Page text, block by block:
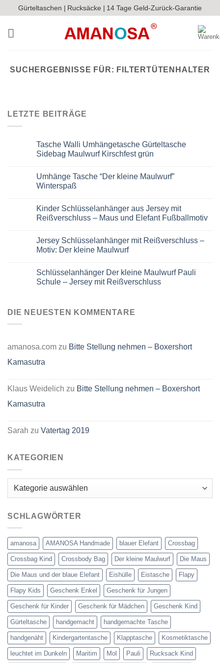
Inhalt
springen
Gürteltaschen | Rucksäcke | 14 Tage Geld-Zurück-Garantie
SUCHERGEBNISSE FÜR: FILTERTÜTENHALTER
LETZTE BEITRÄGE
Tasche Walli Umhängetasche Gürteltasche
Sidebag Maulwurf Kirschfest grün
zu
Tasche
Walli
Sidebag
Maulwurf
Kirschfest
Umhänge Tasche “Der kleine Maulwurf”
Winterspaß
zu
Umhänge
Tasche
Maulwurf”
Winterspaß
Kinder Schlüsselanhänger aus Jersey mit
Reißverschluss – Maus und Elefant Fußballmotiv
zu
Kinder
Schlüsselanhänger
mit
Reißverschluss
–
Fußballmotiv
Jersey Schlüsselanhänger mit Reißverschluss –
Motiv: Der kleine Maulwurf
zu
Jersey
Schlüsselanhänger
Motiv:
Der
Schlüsselanhänger Der kleine Maulwurf Pauli
Schule – Jersey mit Reißverschluss
Schlüsselanhänger
Der
–
mit
DIE NEUESTEN KOMMENTARE
amanosa.com zu Bitte Stellung nehmen – Boxershort
Kamasutra
Klaus Weidelich zu Bitte Stellung nehmen – Boxershort
Kamasutra
Sarah zu Vatertag 2019
KATEGORIEN
Kategorien
SCHLAGWÖRTER
amanosa AMANOSA Handmade blauer Elefant Crossbag
Crossbag Kind Crossbody Bag Der kleine Maulwurf Die Maus
Die Maus und der blaue Elefant Eishülle Eistasche Flapy
Flapy Kids Geschenk Enkel Geschenk für Jungen
Geschenk für Kinder Geschenk für Mädchen Geschenk Kind
Gürteltasche handgemacht handgemachte Tasche
handgenäht Kindergartentasche Klapptasche Kosmetiktasche
leuchtet im Dunkeln Maritim Mol Pauli Rucksack Kind